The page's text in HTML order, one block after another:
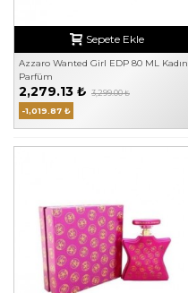
Sepete Ekle
Azzaro Wanted Girl EDP 80 ML Kadın
Parfüm
2,279.13 ₺ 3,299.00 ₺
-1,019.87 ₺